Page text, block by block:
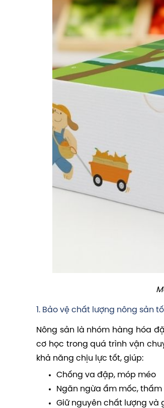
1. Bảo vệ chất lượng nông sản
Nông sản là nhóm hàng hóa
cơ học trong quá trình vận
khả năng chịu lực tốt, giúp:
Chống va đập, móp méo
Ngăn ngừa ẩm mốc, thấm
Giữ nguyên chất lượng và